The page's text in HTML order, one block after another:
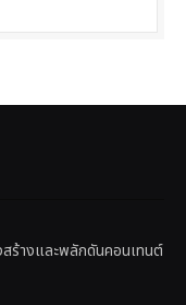
ร้างและพลักดันคอนเทนต์